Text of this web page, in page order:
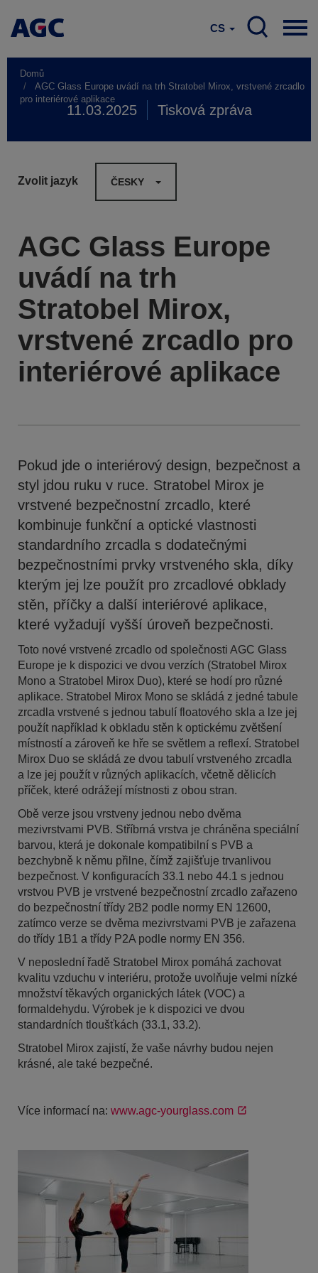
CS
Domů
AGC Glass Europe uvádí na trh Stratobel Mirox, vrstvené zrcadlo
pro interiérové aplikace
11.03.2025 Tisková zpráva
Zvolit jazyk ČESKY
AGC Glass Europe
uvádí na trh
Stratobel Mirox,
vrstvené zrcadlo pro
interiérové aplikace
Pokud jde o interiérový design, bezpečnost a
styl jdou ruku v ruce. Stratobel Mirox je
vrstvené bezpečnostní zrcadlo, které
kombinuje funkční a optické vlastnosti
standardního zrcadla s dodatečnými
bezpečnostními prvky vrstveného skla, díky
kterým jej lze použít pro zrcadlové obklady
stěn, příčky a další interiérové aplikace,
které vyžadují vyšší úroveň bezpečnosti.
Toto nové vrstvené zrcadlo od společnosti AGC Glass
Europe je k dispozici ve dvou verzích (Stratobel Mirox
Mono a Stratobel Mirox Duo), které se hodí pro různé
aplikace. Stratobel Mirox Mono se skládá z jedné tabule
zrcadla vrstvené s jednou tabulí floatového skla a lze jej
použít například k obkladu stěn k optickému zvětšení
místností a zároveň ke hře se světlem a reflexí. Stratobel
Mirox Duo se skládá ze dvou tabulí vrstveného zrcadla
a lze jej použít v různých aplikacích, včetně dělicích
příček, které odrážejí místnosti z obou stran.
Obě verze jsou vrstveny jednou nebo dvěma
mezivrstvami PVB. Stříbrná vrstva je chráněna speciální
barvou, která je dokonale kompatibilní s PVB a
bezchybně k němu přilne, čímž zajišťuje trvanlivou
bezpečnost. V konfiguracích 33.1 nebo 44.1 s jednou
vrstvou PVB je vrstvené bezpečnostní zrcadlo zařazeno
do bezpečnostní třídy 2B2 podle normy EN 12600,
zatímco verze se dvěma mezivrstvami PVB je zařazena
do třídy 1B1 a třídy P2A podle normy EN 356.
V neposlední řadě Stratobel Mirox pomáhá zachovat
kvalitu vzduchu v interiéru, protože uvolňuje velmi nízké
množství těkavých organických látek (VOC) a
formaldehydu. Výrobek je k dispozici ve dvou
standardních tloušťkách (33.1, 33.2).
Stratobel Mirox zajistí, že vaše návrhy budou nejen
krásné, ale také bezpečné.
Více informací na: www.agc-yourglass.com